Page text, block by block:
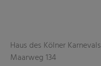
Haus des Kölner Karnevals
Maarweg 134